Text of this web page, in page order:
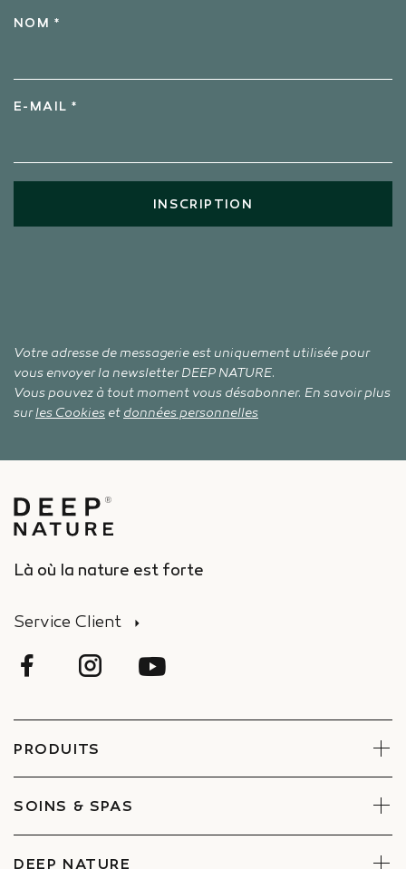
NOM *
E-MAIL *
INSCRIPTION
Votre adresse de messagerie est uniquement utilisée pour
vous envoyer la newsletter DEEP NATURE.
Vous pouvez à tout moment vous désabonner. En savoir plus
surles Cookies et données personnelles
Là où la nature est forte
Service Client
PRODUITS
Visage
Corps
Coffrets
SOINS & SPAS
Réserver un soin
Trouver un Spa
DEEP NATURE